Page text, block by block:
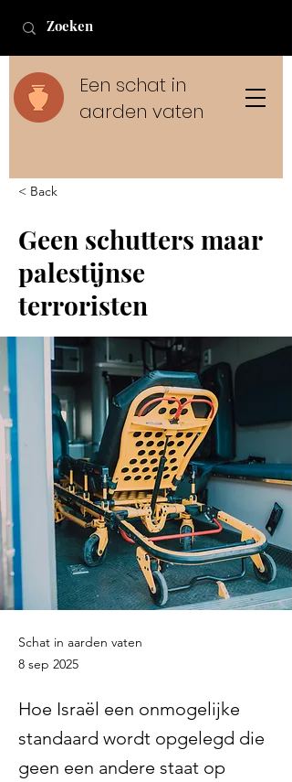
Een schat in
aarden vaten
< Back
Geen schutters maar
palestijnse
terroristen
Schat in aarden vaten
8 sep 2025
Hoe Israël een onmogelijke
standaard wordt opgelegd die
geen een andere staat op